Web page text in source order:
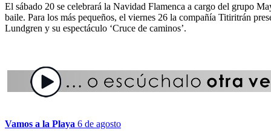
El sábado 20 se celebrará la Navidad Flamenca a cargo del grupo
baile. Para los más pequeños, el viernes 26 la compañía Titiritrán
Lundgren y su espectáculo ‘Cruce de caminos’.
Vamos a la Playa 6 de agosto